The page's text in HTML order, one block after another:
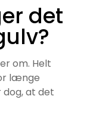
det
om. Helt
længe
dog, at det